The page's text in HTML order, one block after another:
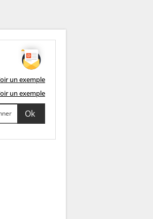
un exemple
un exemple